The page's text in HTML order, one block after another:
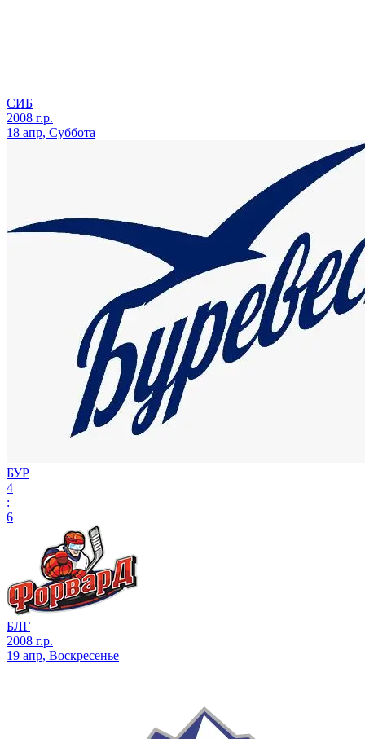
СИБ
2008 г.р.
18 апр, Суббота
БУР
4
:
6
БЛГ
2008 г.р.
19 апр, Воскресенье